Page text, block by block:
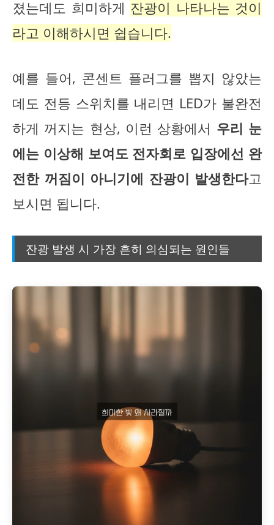
졌는데도 희미하게 잔광이 나타나는 것이
라고 이해하시면 쉽습니다.
예를 들어, 콘센트 플러그를 뽑지 않았는
데도 전등 스위치를 내리면 LED가 불완전
하게 꺼지는 현상, 이런 상황에서 우리 눈
에는 이상해 보여도 전자회로 입장에선 완
전한 꺼짐이 아니기에 잔광이 발생한다고
보시면 됩니다.
잔광 발생 시 가장 흔히 의심되는 원인들